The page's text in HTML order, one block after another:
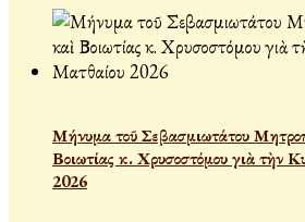
Μήνυμα τοῦ Σεβασμιωτάτου
Βοιωτίας κ. Χρυσοστόμου γιὰ τὴν
2026